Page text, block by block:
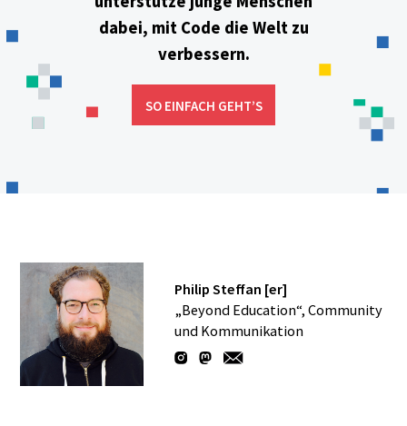
dabei, mit Code die Welt zu
verbessern.
SO EINFACH GEHT’S
Philip Steffan [er]
„Beyond Education“, Community
und Kommunikation